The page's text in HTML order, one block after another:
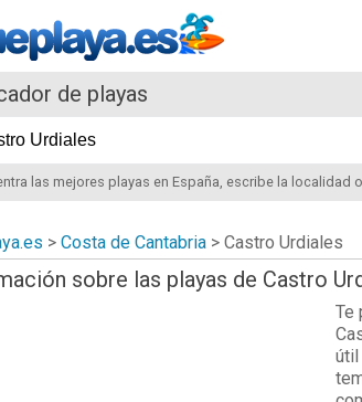
de playas
las mejores playas en España, escribe la localidad
> Costa de Cantabria > Castro Urdiales
sobre las playas de Castro
Te